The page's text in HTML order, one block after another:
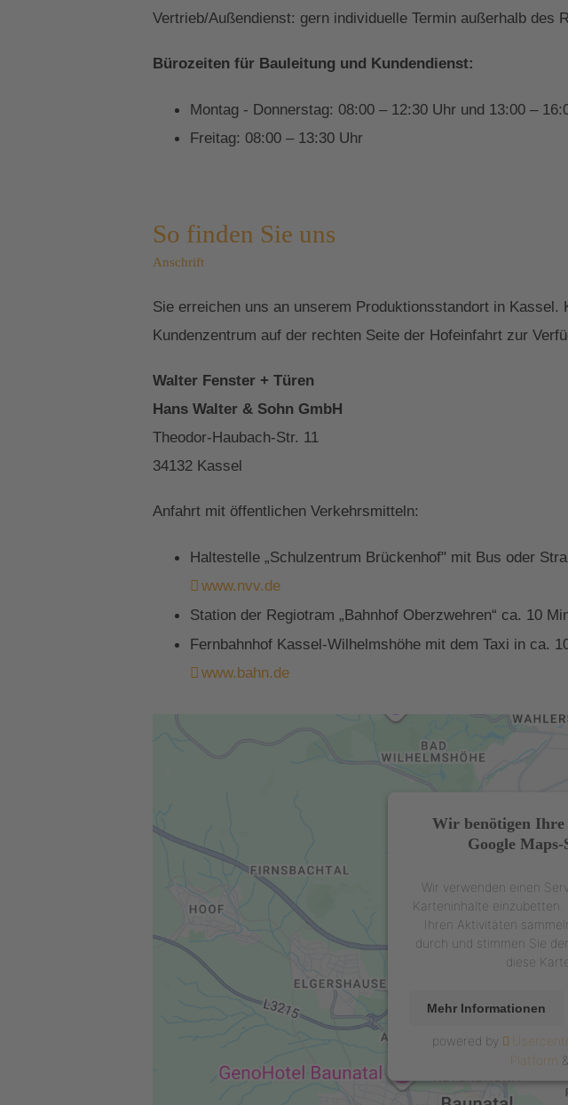
Vertrieb/Außendienst: gern individuelle Termin außerhalb des
Bürozeiten für Bauleitung und Kundendienst:
Montag - Donnerstag: 08:00 – 12:30 Uhr und 13:00 –
Freitag: 08:00 – 13:30 Uhr
So finden Sie uns
Anschrift
Sie erreichen uns an unserem Produktionsstandort in
Kundenzentrum auf der rechten Seite der Hofeinfahrt zur
Walter Fenster + Türen
Hans Walter & Sohn GmbH
Theodor-Haubach-Str. 11
34132 Kassel
Anfahrt mit öffentlichen Verkehrsmitteln:
Haltestelle „Schulzentrum Brückenhof" mit Bus oder
www.nvv.de
Station der Regiotram „Bahnhof Oberzwehren“ ca. 10
Fernbahnhof Kassel-Wilhelmshöhe mit dem Taxi in ca.
www.bahn.de
Wir benötigen
Google
Wir verwenden einen
Karteninhalte einzubetten.
Ihren Aktivitäten
durch und stimmen Sie
diese
Mehr Informationen
powered by
Platform &